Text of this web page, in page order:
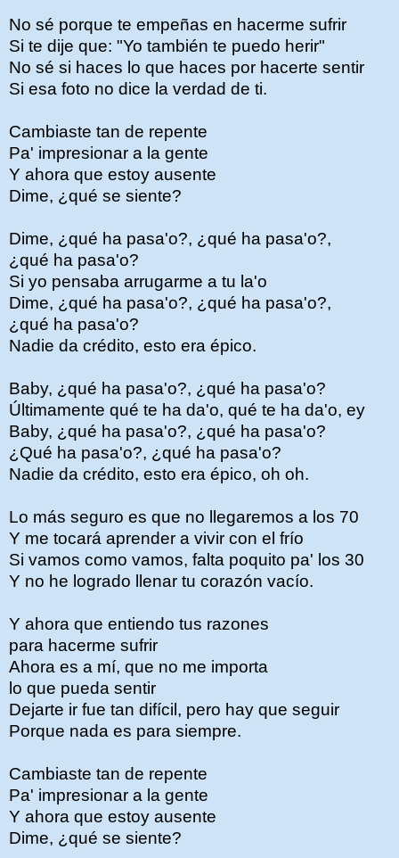
No sé porque te empeñas en hacerme sufrir
Si te dije que: "Yo también te puedo herir"
No sé si haces lo que haces por hacerte sentir
Si esa foto no dice la verdad de ti.
Cambiaste tan de repente
Pa' impresionar a la gente
Y ahora que estoy ausente
Dime, ¿qué se siente?
Dime, ¿qué ha pasa'o?, ¿qué ha pasa'o?,
¿qué ha pasa'o?
Si yo pensaba arrugarme a tu la'o
Dime, ¿qué ha pasa'o?, ¿qué ha pasa'o?,
¿qué ha pasa'o?
Nadie da crédito, esto era épico.
Baby, ¿qué ha pasa'o?, ¿qué ha pasa'o?
Últimamente qué te ha da'o, qué te ha da'o, ey
Baby, ¿qué ha pasa'o?, ¿qué ha pasa'o?
¿Qué ha pasa'o?, ¿qué ha pasa'o?
Nadie da crédito, esto era épico, oh oh.
Lo más seguro es que no llegaremos a los 70
Y me tocará aprender a vivir con el frío
Si vamos como vamos, falta poquito pa' los 30
Y no he logrado llenar tu corazón vacío.
Y ahora que entiendo tus razones
para hacerme sufrir
Ahora es a mí, que no me importa
lo que pueda sentir
Dejarte ir fue tan difícil, pero hay que seguir
Porque nada es para siempre.
Cambiaste tan de repente
Pa' impresionar a la gente
Y ahora que estoy ausente
Dime, ¿qué se siente?